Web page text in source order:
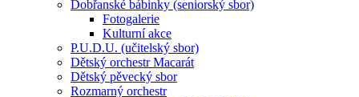
Dobřanské bábinky (seniorský sbor)
Fotogalerie
Kulturní akce
P.U.D.U. (učitelský sbor)
Dětský orchestr Macarát
Dětský pěvecký sbor
Rozmarný orchestr